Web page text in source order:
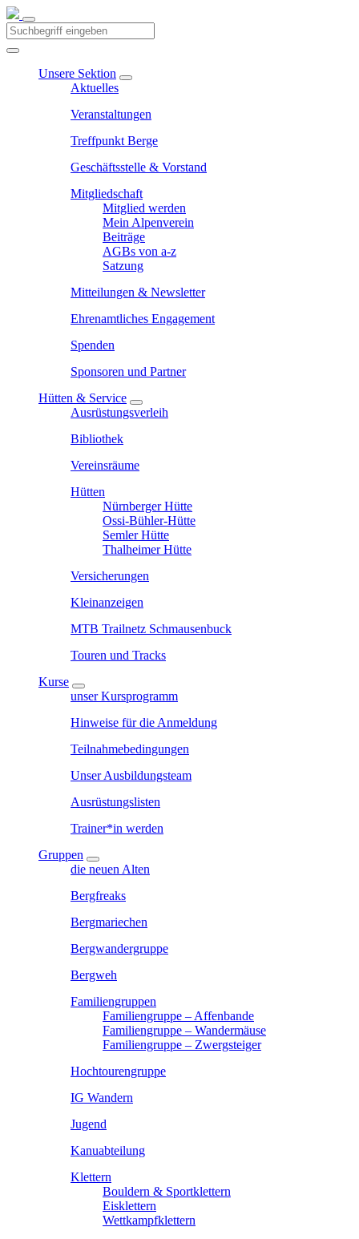
Unsere Sektion
Aktuelles
Veranstaltungen
Treffpunkt Berge
Geschäftsstelle & Vorstand
Mitgliedschaft
Mitglied werden
Mein Alpenverein
Beiträge
AGBs von a-z
Satzung
Mitteilungen & Newsletter
Ehrenamtliches Engagement
Spenden
Sponsoren und Partner
Hütten & Service
Ausrüstungsverleih
Bibliothek
Vereinsräume
Hütten
Nürnberger Hütte
Ossi-Bühler-Hütte
Semler Hütte
Thalheimer Hütte
Versicherungen
Kleinanzeigen
MTB Trailnetz Schmausenbuck
Touren und Tracks
Kurse
unser Kursprogramm
Hinweise für die Anmeldung
Teilnahmebedingungen
Unser Ausbildungsteam
Ausrüstungslisten
Trainer*in werden
Gruppen
die neuen Alten
Bergfreaks
Bergmariechen
Bergwandergruppe
Bergweh
Familiengruppen
Familiengruppe – Affenbande
Familiengruppe – Wandermäuse
Familiengruppe – Zwergsteiger
Hochtourengruppe
IG Wandern
Jugend
Kanuabteilung
Klettern
Bouldern & Sportklettern
Eisklettern
Wettkampfklettern